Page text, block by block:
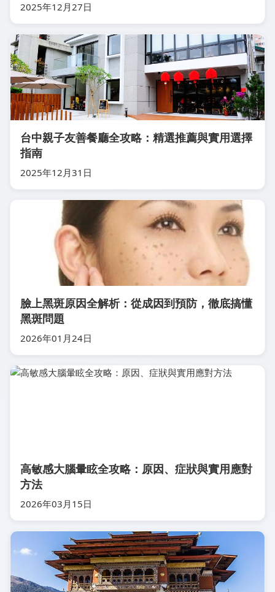
2025年12月27日
台中親子友善餐廳全攻略：精選推薦與實用選擇
指南
2025年12月31日
臉上黑斑原因全解析：從成因到預防，徹底搞懂
黑斑問題
2026年01月24日
高敏感大腦暈眩全攻略：原因、症狀與實用應對
方法
2026年03月15日